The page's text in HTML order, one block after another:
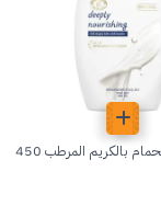
دوف سائل إستحمام بالكريم المرطب 450